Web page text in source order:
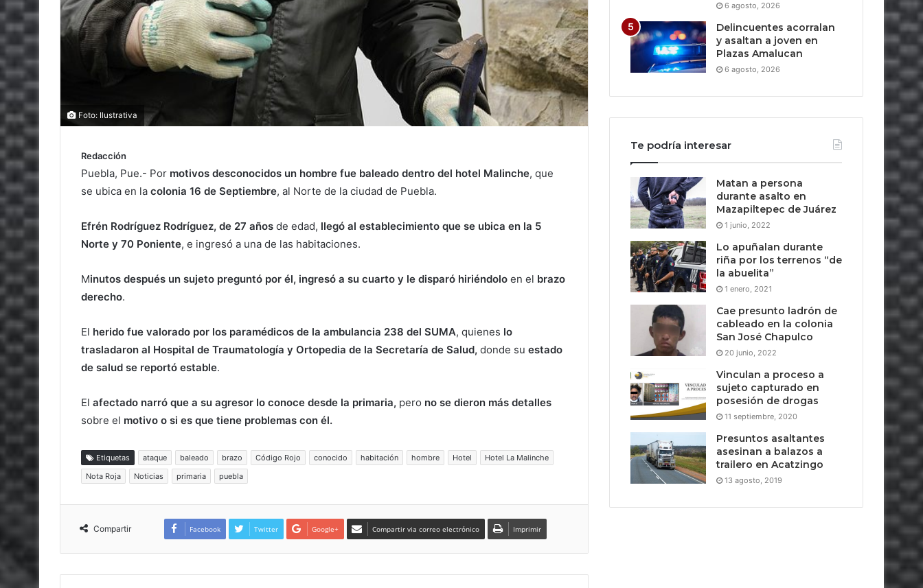
Foto: Ilustrativa
Redacción
Puebla, Pue.- Por motivos desconocidos un hombre fue baleado dentro del hotel Malinche, que
se ubica en la colonia 16 de Septiembre, al Norte de la ciudad de Puebla.
Efrén Rodríguez Rodríguez, de 27 años de edad, llegó al establecimiento que se ubica en la 5
Norte y 70 Poniente, e ingresó a una de las habitaciones.
Minutos después un sujeto preguntó por él, ingresó a su cuarto y le disparó hiriéndolo en el brazo
derecho.
El herido fue valorado por los paramédicos de la ambulancia 238 del SUMA, quienes lo
trasladaron al Hospital de Traumatología y Ortopedia de la Secretaría de Salud, donde su estado
de salud se reportó estable.
El afectado narró que a su agresor lo conoce desde la primaria, pero no se dieron más detalles
sobre el motivo o si es que tiene problemas con él.
Etiquetas ataque baleado brazo Código Rojo conocido habitación hombre Hotel
Hotel La Malinche
Nota Roja
Noticias primaria puebla
Compartir Facebook Twitter Google+ Compartir via correo electrónico Imprimir
6 agosto, 2026
Delincuentes acorralan
y asaltan a joven en
Plazas Amalucan
6 agosto, 2026
Te podría interesar
Matan a persona
durante asalto en
Mazapiltepec de Juárez
1 junio, 2022
Lo apuñalan durante
riña por los terrenos “de
la abuelita”
1 enero, 2021
Cae presunto ladrón de
cableado en la colonia
San José Chapulco
20 junio, 2022
Vinculan a proceso a
sujeto capturado en
posesión de drogas
11 septiembre, 2020
Presuntos asaltantes
asesinan a balazos a
trailero en Acatzingo
13 agosto, 2019